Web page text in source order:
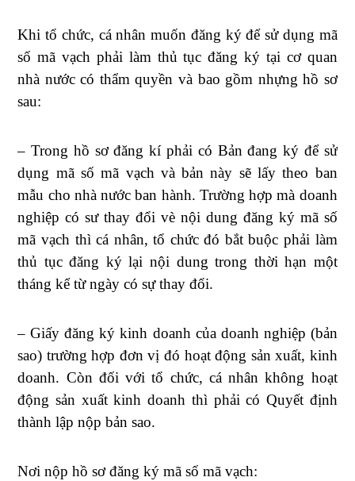
Khi tổ chức, cá nhân muốn đăng ký để sử dụng mã
số mã vạch phải làm thủ tục đăng ký tại cơ quan
nhà nước có thẩm quyền và bao gồm nhựng hồ sơ
sau:
– Trong hồ sơ đăng kí phải có Bản đang ký để sử
dụng mã số mã vạch và bản này sẽ lấy theo ban
mẫu cho nhà nước ban hành. Trường hợp mà doanh
nghiệp có sư thay đổi vè nội dung đăng ký mã số
mã vạch thì cá nhân, tổ chức đó bắt buộc phải làm
thủ tục đăng ký lại nội dung trong thời hạn một
tháng kể từ ngày có sự thay đổi.
– Giấy đăng ký kinh doanh của doanh nghiệp (bản
sao) trường hợp đơn vị đó hoạt động sản xuất, kinh
doanh. Còn đối với tổ chức, cá nhân không hoạt
động sản xuất kinh doanh thì phải có Quyết định
thành lập nộp bản sao.
Nơi nộp hồ sơ đăng ký mã số mã vạch: